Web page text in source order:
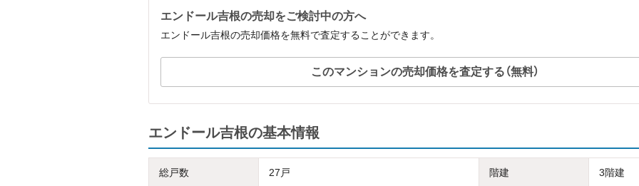
エンドール吉根の売却をご検討中の方へ
エンドール吉根の売却価格を無料で査定することができます。
このマンションの売却価格を査定する（無料）
エンドール吉根の基本情報
総戸数 27戸 階建 3階建